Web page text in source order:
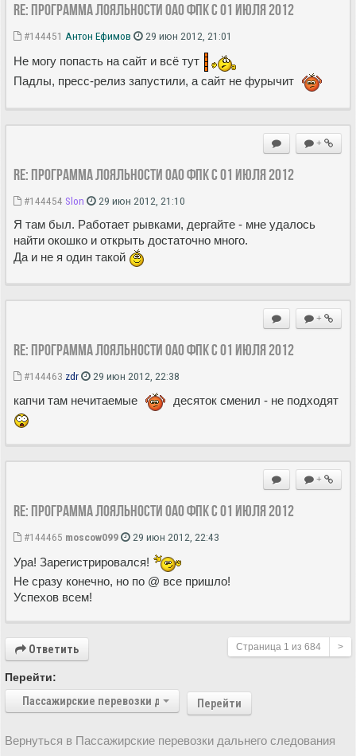
Re: Программа лояльности ОАО ФПК с 01 июля 2012
#144451 Антон Ефимов 29 июн 2012, 21:01
Не могу попасть на сайт и всё тут
Падлы, пресс-релиз запустили, а сайт не фурычит
+
Re: Программа лояльности ОАО ФПК с 01 июля 2012
#144454 Slon 29 июн 2012, 21:10
Я там был. Работает рывками, дергайте - мне удалось
найти окошко и открыть достаточно много.
Да и не я один такой
+
Re: Программа лояльности ОАО ФПК с 01 июля 2012
#144463 zdr 29 июн 2012, 22:38
капчи там нечитаемые десяток сменил - не подходят
+
Re: Программа лояльности ОАО ФПК с 01 июля 2012
#144465 moscow099 29 июн 2012, 22:43
Ура! Зарегистрировался!
Не сразу конечно, но по @ все пришло!
Успехов всем!
Ответить Страница 1 из 684 >
Перейти:
Пассажирские перевозки дальнего следования
Перейти
Вернуться в Пассажирские перевозки дальнего следования